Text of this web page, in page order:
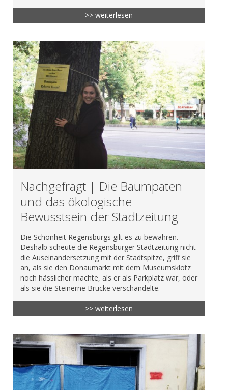
>> weiterlesen
Nachgefragt | Die Baumpaten
und das ökologische
Bewusstsein der Stadtzeitung
Die Schönheit Regensburgs gilt es zu bewahren.
Deshalb scheute die Regensburger Stadtzeitung nicht
die Auseinandersetzung mit der Stadtspitze, griff sie
an, als sie den Donaumarkt mit dem Museumsklotz
noch hässlicher machte, als er als Parkplatz war, oder
als sie die Steinerne Brücke verschandelte.
>> weiterlesen